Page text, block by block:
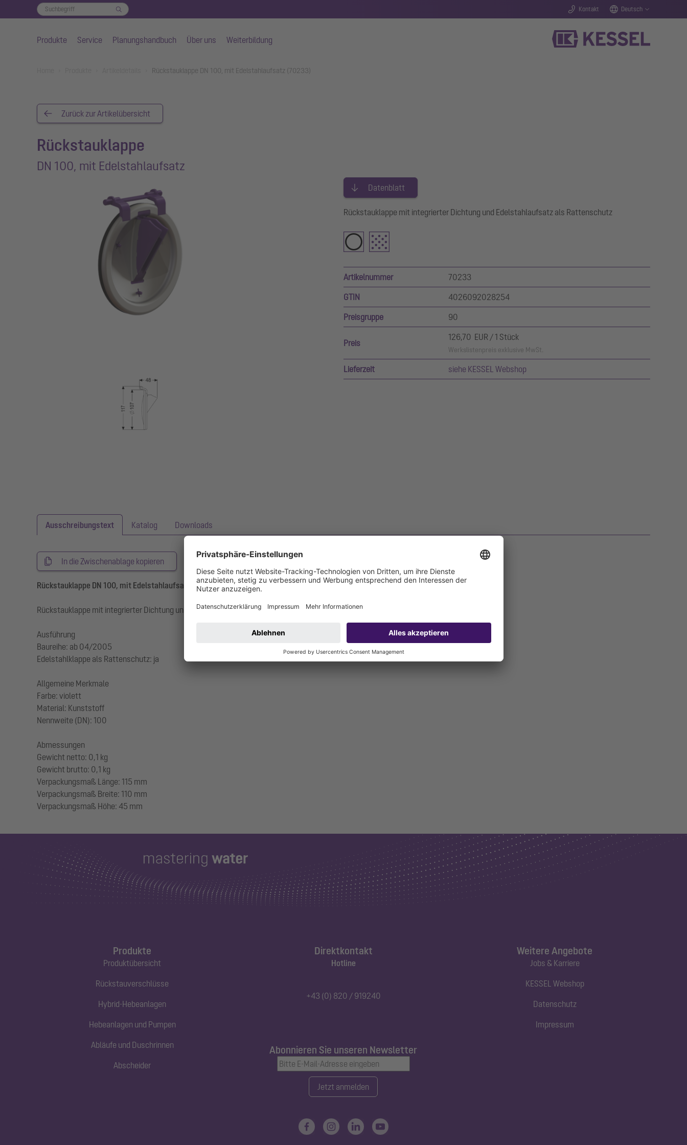
Kontakt Deutsch
Produkte Service Planungshandbuch Über uns Weiterbildung
Rückstauklappe DN 100, mit Edelstahlaufsatz (70233)
Zurück zur Artikelübersicht
Rückstauklappe
DN 100, mit Edelstahlaufsatz
Datenblatt
Rückstauklappe mit integrierter Dichtung und Edelstahlaufsatz als Rattenschutz
Artikelnummer 70233
GTIN 4026092028254
Preisgruppe 90
Preis
126,70 EUR / 1 Stück
Werkslistenpreis exklusive MwSt.
Lieferzeit siehe KESSEL Webshop
Ausschreibungstext Katalog Downloads
In die Zwischenablage kopieren
Rückstauklappe DN 100, mit Edelstahlaufsatz
Rückstauklappe mit integrierter Dichtung und Edelstahlaufsatz als Rattenschutz
Ausführung
Baureihe: ab 04/2005
Edelstahlklappe als Rattenschutz: ja
Allgemeine Merkmale
Farbe: violett
Material: Kunststoff
Nennweite (DN): 100
Abmessungen
Gewicht netto: 0,1 kg
Gewicht brutto: 0,1 kg
Verpackungsmaß Länge: 115 mm
Verpackungsmaß Breite: 110 mm
Produkte
Produktübersicht
Rückstauverschlüsse
Hybrid-Hebeanlagen
Hebeanlagen und Pumpen
Abläufe und Duschrinnen
Abscheider
Direktkontakt
Hotline
+43 (0) 820 / 919240
Abonnieren Sie unseren Newsletter
Jetzt anmelden
Weitere Angebote
Jobs & Karriere
KESSEL Webshop
Datenschutz
Impressum